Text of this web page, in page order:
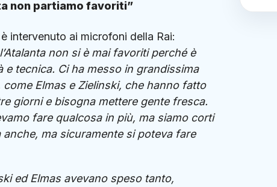
non partiamo favoriti”
intervenuto ai microfoni della Rai:
non si è mai favoriti perché è
tecnica. Ci ha messo in grandissima
Elmas e Zielinski, che hanno fatto
giorni e bisogna mettere gente fresca.
fare qualcosa in più, ma siamo corti
ma sicuramente si poteva fare
ed Elmas avevano speso tanto,